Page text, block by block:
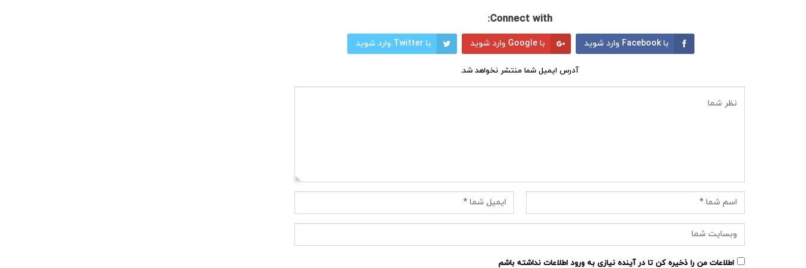
Connect with:
با Facebook وارد شوید با Google وارد شوید با Twitter وارد شوید
آدرس ایمیل شما منتشر نخواهد شد.
اطلاعات من را ذخیره کن تا در آینده نیازی به ورود اطلاعات نداشته باشم